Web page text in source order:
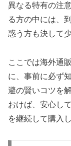
異なる特有の注
る方の中には、
惑う方も決して
ここでは海外通
に、事前に必ず
避の賢いコツを
おけば、安心し
を継続して購入